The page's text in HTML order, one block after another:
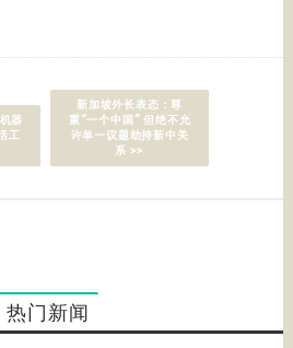
器
工
​新加坡外长表态：尊
重“一个中国” 但绝不允
许单一议题劫持新中关
系 >>
热门新闻